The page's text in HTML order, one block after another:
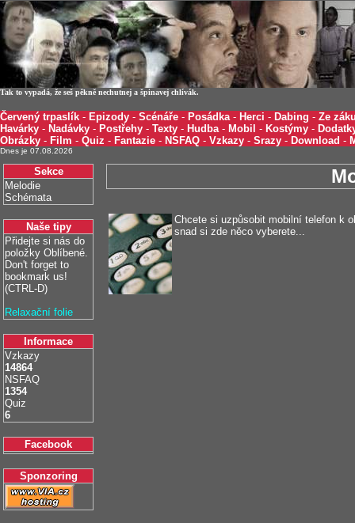
Tak to vypadá, že seš pěkně nechutnej a špinavej chlívák.
Červený trpaslík - Epizody - Scénáře - Posádka- Herci - Dabing - Ze
Havárky - Nadávky - Postřehy - Texty - Hudba- Mobil - Kostýmy -
Obrázky - Film - Quiz - Fantazie - NSFAQ - Vzkazy - Srazy - Download -
Dnes je 07.08.2026
Sekce
Melodie
Schémata
Naše tipy
Přidejte si nás do
položky Oblíbené.
Don't forget to
bookmark us!
(CTRL-D)
Relaxační folie
Informace
Vzkazy
14864
NSFAQ
1354
Quiz
6
Facebook
Sponzoring
Chcete si uzpůsobit mobilní telefon k
snad si zde něco vyberete...